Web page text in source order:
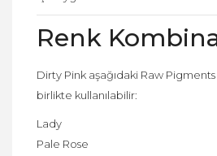
Renk
Dirty Pink aşağıdaki Raw
birlikte kullanılabilir:
Lady
Pale Rose